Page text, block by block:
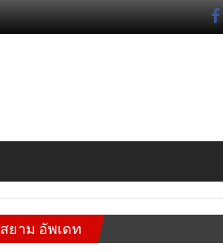
สยาม อัพเดท